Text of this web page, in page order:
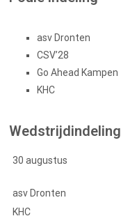
asv Dronten
CSV’28
Go Ahead Kampen
KHC
Wedstrijdindeling
30 augustus
asv Dronten
KHC